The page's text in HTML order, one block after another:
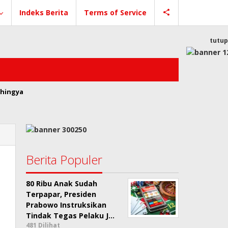
Indeks Berita Terms of Service
tutup
Berita Populer
80 Ribu Anak Sudah
Terpapar, Presiden
Prabowo Instruksikan
Tindak Tegas Pelaku J…
481 Dilihat